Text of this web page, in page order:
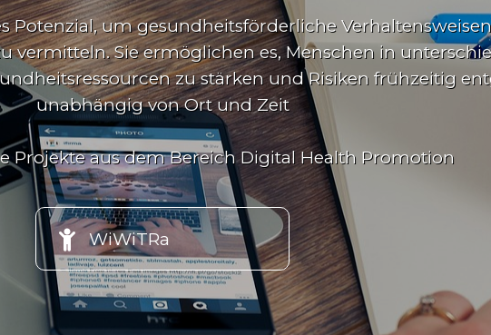
Potenzial, um gesundheitsförderliche
Sie ermöglichen es, Menschen in
zu stärken und Risiken frühzeitig
unabhängig von Ort und Zeit
Projekte aus dem Bereich Digital Health Promotion
 WiWiTRa